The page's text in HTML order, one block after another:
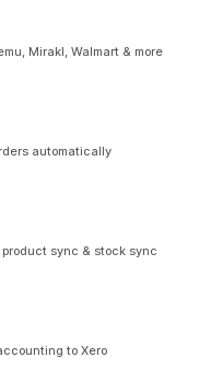
Mirakl, Walmart & more
automatically
sync & stock sync
to Xero